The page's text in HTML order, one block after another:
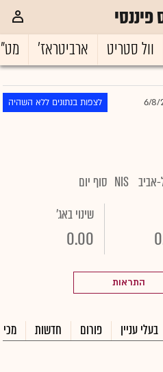
פיננסי
וול סטריט ארביטראז'
6/8/ לצפות בנתונים ללא השהיה
אביב NIS סוף יום
שינוי באג'
0.00
התראות
בעלי עניין פורום חדשות